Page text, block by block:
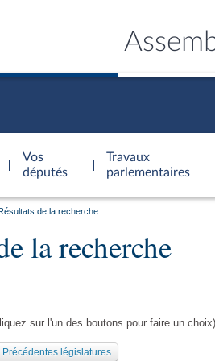
Vos
députés
Travaux
parlementaires
de la recherche
la recherche
sur l'un des boutons pour faire un choix)
Précédentes législatures